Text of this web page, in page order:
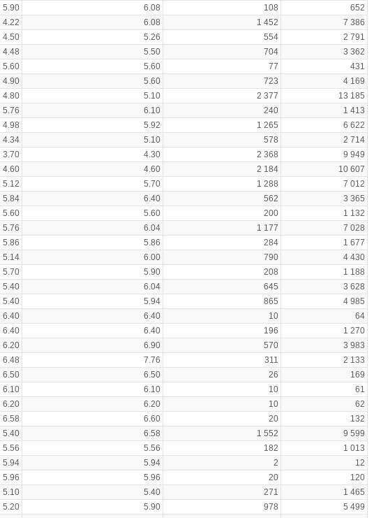
5.90 6.08 108
652
4.22 6.08 1 452
7 386
4.50 5.26 554
2 791
4.48 5.50 704
3 362
5.60 5.60 77
431
4.90 5.60 723
4 169
4.80 5.10 2 377
13 185
5.76 6.10 240
1 413
4.98 5.92 1 265
6 622
4.34 5.10 578
2 714
3.70 4.30 2 368
9 949
4.60 4.60 2 184
10 607
5.12 5.70 1 288
7 012
5.84 6.40 562
3 365
5.60 5.60 200
1 132
5.76 6.04 1 177
7 028
5.86 5.86 284
1 677
5.14 6.00 790
4 430
5.70 5.90 208
1 188
5.40 6.04 645
3 628
5.40 5.94 865
4 985
6.40 6.40 10
64
6.40 6.40 196
1 270
6.20 6.90 570
3 983
6.48 7.76 311
2 133
6.50 6.50 26
169
6.10 6.10 10
61
6.20 6.20 10
62
6.58 6.60 20
132
5.40 6.58 1 552
9 599
5.56 5.56 182
1 013
5.94 5.94 2
12
5.96 5.96 20
120
5.10 5.40 271
1 465
5.20 5.90 978
5 499